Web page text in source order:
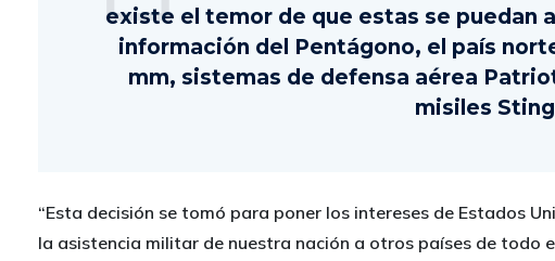
existe el temor de que estas se puedan
información del Pentágono, el país
mm, sistemas de defensa aérea
misiles
“Esta decisión se tomó para poner los intereses de Estados
la asistencia militar de nuestra nación a otros países de todo